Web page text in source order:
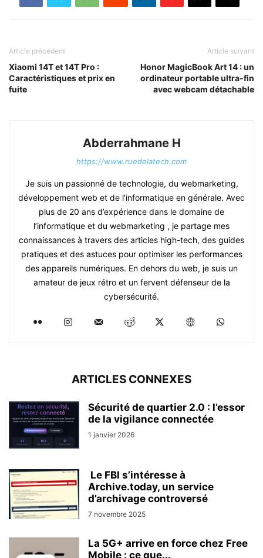
Article précédent
Xiaomi 14T et 14T Pro :
Caractéristiques et prix en
fuite
Article suivant
Honor MagicBook Art 14 : un
ordinateur portable ultra-fin
avec webcam détachable
Abderrahmane H
https://www.ruedelatech.com
Je suis un passionné de technologie, du webmarketing,
développement web et de l'informatique en générale. Avec
plus de 20 ans d’expérience dans le domaine de
l’informatique et du webmarketing , je partage mes
connaissances à travers des articles high-tech, des guides
pratiques et des astuces pour optimiser les performances
des appareils numériques. En dehors du web, je suis un
amateur de jeux rétro et un fervent défenseur de la
cybersécurité.
ARTICLES CONNEXES
Sécurité de quartier 2.0 : l’essor
de la vigilance connectée
1 janvier 2026
Le FBI s’intéresse à
Archive.today, un service
d’archivage controversé
7 novembre 2025
La 5G+ arrive en force chez Free
Mobile : ce que...